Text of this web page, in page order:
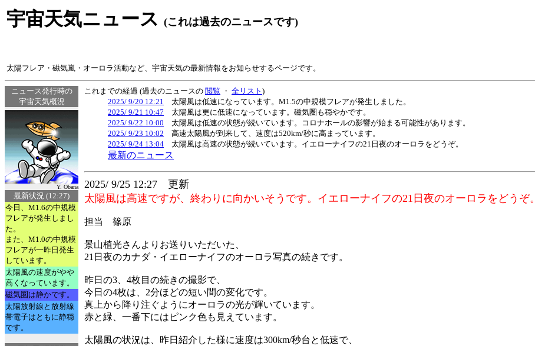
宇宙天気ニュース (これは過去のニュースです)
太陽フレア・磁気嵐・オーロラ活動など、宇宙天気の最新情報をお知らせするページです。
ニュース発行時の
宇宙天気概況
Y. Obana
最新状況 (12:27)
今日、M1.6の中規模
フレアが発生しまし
た。
また、M1.0の中規模
フレアが一昨日発生
しています。
太陽風の速度がやや
高くなっています。
磁気圏は静かです。
太陽放射線と放射線
帯電子はともに静穏
です。
これまでの経過 (過去のニュースの 閲覧 ・ 全リスト )
2025/ 9/20 12:21 太陽風は低速になっています。M1.5の中規模フレアが発生しました。
2025/ 9/21 10:47 太陽風は更に低速になっています。磁気圏も穏やかです。
2025/ 9/22 10:00 太陽風は低速の状態が続いています。コロナホールの影響が始まる可能性があります。
2025/ 9/23 10:02 高速太陽風が到来して、速度は520km/秒に高まっています。
2025/ 9/24 13:04 太陽風は高速の状態が続いています。イエローナイフの21日夜のオーロラをどうぞ。
最新のニュース
2025/ 9/25 12:27 更新
太陽風は高速ですが、終わりに向かいそうです。イエローナイフの21日夜のオーロラをどうぞ。
担当 篠原
景山植光さんよりお送りいただいた、
21日夜のカナダ・イエローナイフのオーロラ写真の続きです。
昨日の3、4枚目の続きの撮影で、
今日の4枚は、2分ほどの短い間の変化です。
真上から降り注ぐようにオーロラの光が輝いています。
赤と緑、一番下にはピンク色も見えています。
太陽風の状況は、昨日紹介した様に速度は300km/秒台と低速で、